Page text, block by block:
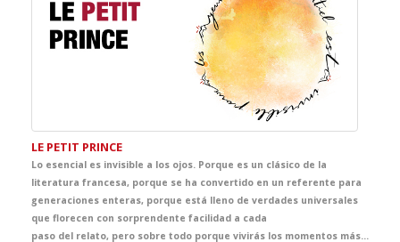
LE PETIT PRINCE
Lo esencial es invisible a los ojos. Porque es un clásico de la
literatura francesa, porque se ha convertido en un referente para
generaciones enteras, porque está lleno de verdades universales
que florecen con sorprendente facilidad a cada
paso del relato, pero sobre todo porque vivirás los momentos más entrañables en un viaje a la esencia. De nuevo para vosotros como respuesta a las numerosas peticiones para su reposición. Un espectáculo aparentemente sencillo, de lenguaje visual, ideal para que los estudiantes más jóvenes del cole se adentren en el estudio del Francés.